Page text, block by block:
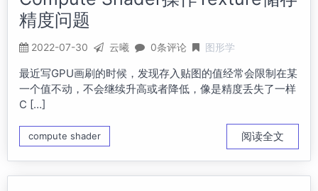
精度问题
2022-07-30 云曦 0条评论 图形学
最近写GPU画刷的时候，发现存入贴图的值经常会限制在某
一个值不动，不会继续升高或者降低，像是精度丢失了一样
C […]
compute shader 阅读全文